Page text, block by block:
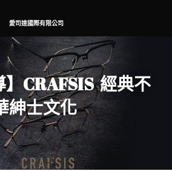
愛司達國際有限公司
牌
點
】CRAFSIS 經典不
紳士文化
商品分類